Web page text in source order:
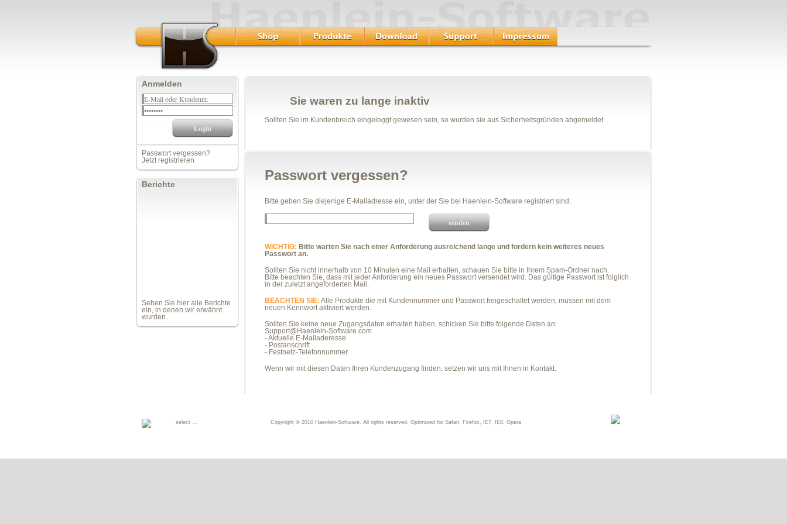
Anmelden
Passwort vergessen?
Jetzt registrieren
Berichte
Sehen Sie hier alle Berichte
ein, in denen wir erwähnt
wurden.
Sie waren zu lange inaktiv
Sollten Sie im Kundenbreich eingeloggt gewesen sein, so wurden sie aus Sicherheitsgründen abgemeldet.
Passwort vergessen?
Bitte geben Sie diejenige E-Mailadresse ein, unter der Sie bei Haenlein-Software registriert sind:
WICHTIG: Bitte warten Sie nach einer Anforderung ausreichend lange und fordern kein weiteres neues
Passwort an.
Sollten Sie nicht innerhalb von 10 Minuten eine Mail erhalten, schauen Sie bitte in Ihrem Spam-Ordner nach.
Bitte beachten Sie, dass mit jeder Anforderung ein neues Passwort versendet wird. Das gültige Passwort ist folglich
in der zuletzt angeforderten Mail.
BEACHTEN SIE: Alle Produkte die mit Kundennummer und Passwort freigeschaltet werden, müssen mit dem
neuen Kennwort aktiviert werden.
Sollten Sie keine neue Zugangsdaten erhalten haben, schicken Sie bitte folgende Daten an:
Support@Haenlein-Software.com
- Aktuelle E-Mailaderesse
- Postanschrift
- Festnetz-Telefonnummer
Wenn wir mit diesen Daten Ihren Kundenzugang finden, setzen wir uns mit Ihnen in Kontakt.
select ... Copyright © 2010 Haenlein-Software. All rights reserved. Optimized for Safari, Firefox, IE7, IE8, Opera